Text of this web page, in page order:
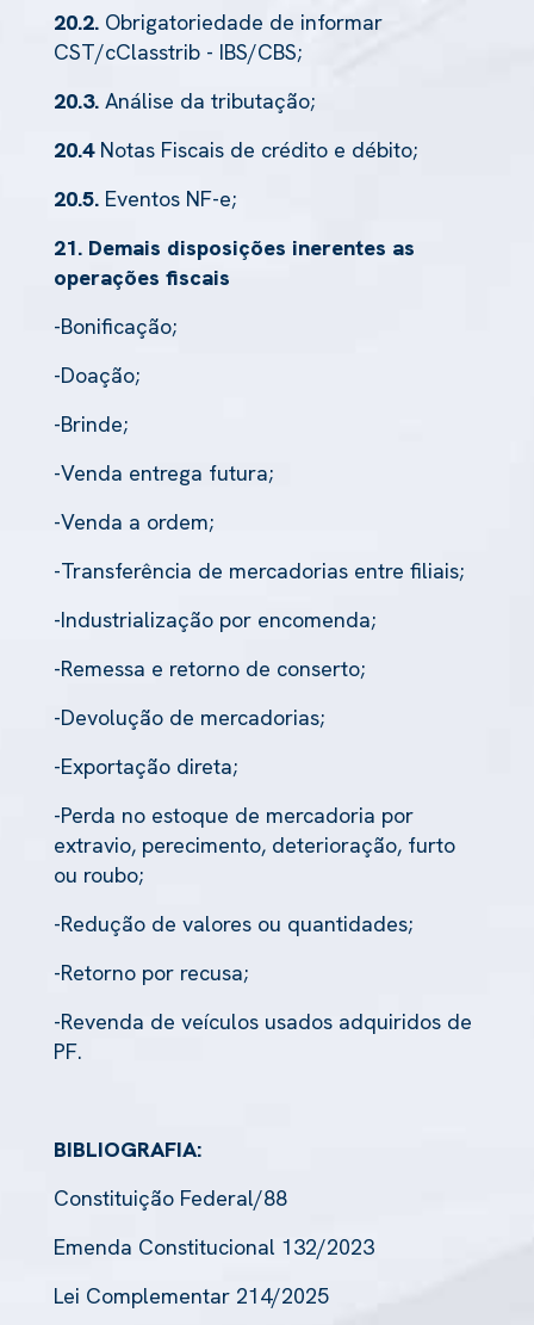
20.2. Obrigatoriedade de informar
CST/cClasstrib - IBS/CBS;
20.3. Análise da tributação;
20.4 Notas Fiscais de crédito e débito;
20.5. Eventos NF-e;
21. Demais disposições inerentes as
operações fiscais
-Bonificação;
-Doação;
-Brinde;
-Venda entrega futura;
-Venda a ordem;
-Transferência de mercadorias entre filiais;
-Industrialização por encomenda;
-Remessa e retorno de conserto;
-Devolução de mercadorias;
-Exportação direta;
-Perda no estoque de mercadoria por
extravio, perecimento, deterioração, furto
ou roubo;
-Redução de valores ou quantidades;
-Retorno por recusa;
-Revenda de veículos usados adquiridos de
PF.
BIBLIOGRAFIA:
Constituição Federal/88
Emenda Constitucional 132/2023
Lei Complementar 214/2025